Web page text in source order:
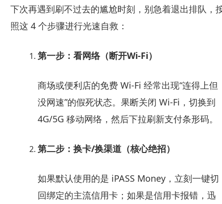
下次再遇到刷不过去的尴尬时刻，别急着退出排队，
照这 4 个步骤进行光速自救：
第一步：看网络（断开Wi-Fi）
商场或便利店的免费 Wi-Fi 经常出现“连得上但
没网速”的假死状态。果断关闭 Wi-Fi，切换到
4G/5G 移动网络，然后下拉刷新支付条形码。
第二步：换卡/换渠道（核心绝招）
如果默认使用的是 iPASS Money，立刻一键切
回绑定的主流信用卡；如果是信用卡报错，迅